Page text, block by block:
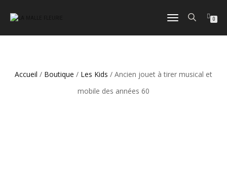
DÉPLIER
NAVIGATION
0
Accueil / Boutique / Les Kids / Ancien jouet à tirer musical et
mobile des années 60